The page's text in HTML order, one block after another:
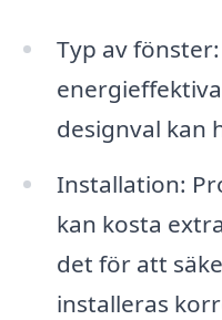
Typ av
designval kan
Installation:
kan kosta
det för att
installeras